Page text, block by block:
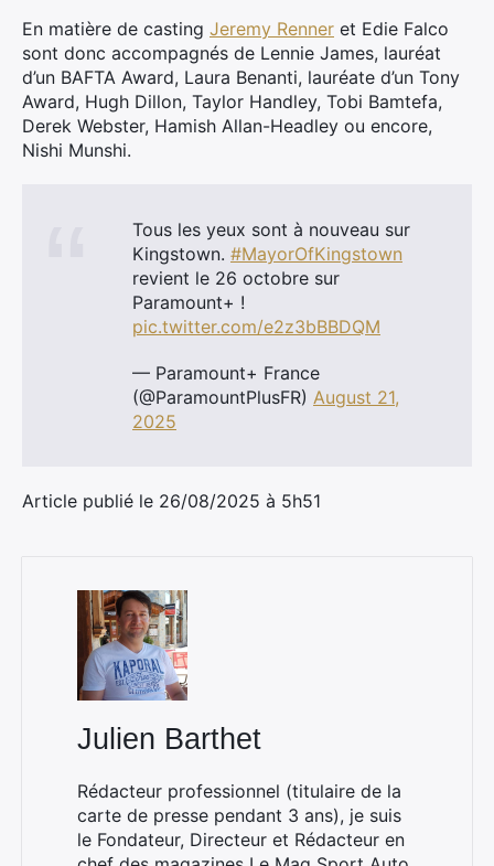
En matière de casting Jeremy Renner et Edie Falco
sont donc accompagnés de Lennie James, lauréat
d’un BAFTA Award, Laura Benanti, lauréate d’un Tony
Award, Hugh Dillon, Taylor Handley, Tobi Bamtefa,
Derek Webster, Hamish Allan-Headley ou encore,
Nishi Munshi.
Tous les yeux sont à nouveau sur
Kingstown. #MayorOfKingstown
revient le 26 octobre sur
Paramount+ !
pic.twitter.com/e2z3bBBDQM
— Paramount+ France
(@ParamountPlusFR) August 21,
2025
Article publié le 26/08/2025 à 5h51
Julien Barthet
Rédacteur professionnel (titulaire de la
carte de presse pendant 3 ans), je suis
le Fondateur, Directeur et Rédacteur en